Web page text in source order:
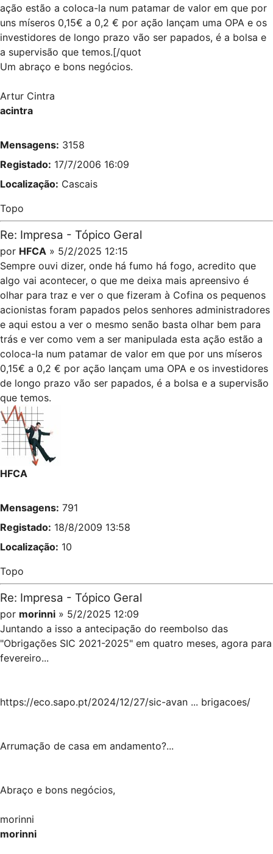
ação estão a coloca-la num patamar de valor em que por
uns míseros 0,15€ a 0,2 € por ação lançam uma OPA e os
investidores de longo prazo vão ser papados, é a bolsa e
a supervisão que temos.[/quot
Um abraço e bons negócios.
Artur Cintra
acintra
Mensagens: 3158
Registado: 17/7/2006 16:09
Localização: Cascais
Topo
Re: Impresa - Tópico Geral
por HFCA » 5/2/2025 12:15
Sempre ouvi dizer, onde há fumo há fogo, acredito que
algo vai acontecer, o que me deixa mais apreensivo é
olhar para traz e ver o que fizeram à Cofina os pequenos
acionistas foram papados pelos senhores administradores
e aqui estou a ver o mesmo senão basta olhar bem para
trás e ver como vem a ser manipulada esta ação estão a
coloca-la num patamar de valor em que por uns míseros
0,15€ a 0,2 € por ação lançam uma OPA e os investidores
de longo prazo vão ser papados, é a bolsa e a supervisão
que temos.
HFCA
Mensagens: 791
Registado: 18/8/2009 13:58
Localização: 10
Topo
Re: Impresa - Tópico Geral
por morinni » 5/2/2025 12:09
Juntando a isso a antecipação do reembolso das
"Obrigações SIC 2021-2025" em quatro meses, agora para
fevereiro...
https://eco.sapo.pt/2024/12/27/sic-avan ... brigacoes/
Arrumação de casa em andamento?...
Abraço e bons negócios,
morinni
morinni